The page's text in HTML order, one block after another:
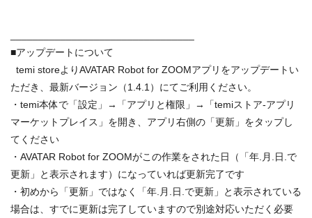
■アップデートについて
temi storeよりAVATAR Robot for ZOOMアプリをアップデートい
ただき、最新バージョン（1.4.1）にてご利用ください。
・temi本体で「設定」→「アプリと権限」→「temiストア-アプリ
マーケットプレイス」を開き、アプリ右側の「更新」をタップし
てください
・AVATAR Robot for ZOOMがこの作業をされた日（「年.月.日.で
更新」と表示されます）になっていれば更新完了です
・初めから「更新」ではなく「年.月.日.で更新」と表示されている
場合は、すでに更新は完了していますので別途対応いただく必要